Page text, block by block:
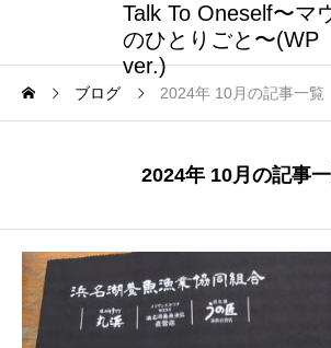
Talk To Oneself〜マ
のひとりごと〜(WP
ver.)
ブログ 2024年 10月の記事一覧
2024年 10月の記事